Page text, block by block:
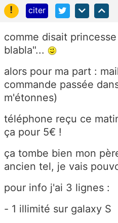
!
citer
comme disait
blabla"...
alors pour ma part :
commande passée
m'étonnes)
téléphone reçu ce
ça pour 5€ !
ça tombe bien mon
ancien tel, je vais
pour info j'ai 3 lignes :
- 1 illimité sur galaxy S